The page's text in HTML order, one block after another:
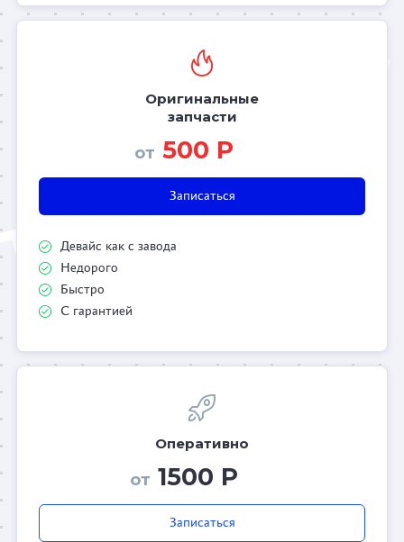
Оригинальные
запчасти
от 500 Р
Записаться
Девайс как с завода
Недорого
Быстро
С гарантией
Оперативно
от 1500 Р
Записаться